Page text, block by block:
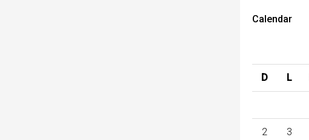
Calendar
D L
2 3